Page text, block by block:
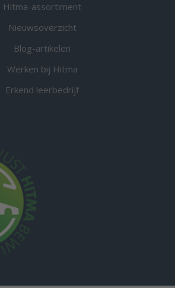
Hitma-assortiment
Nieuwsoverzicht
Blog-artikelen
Werken bij Hitma
Erkend leerbedrijf